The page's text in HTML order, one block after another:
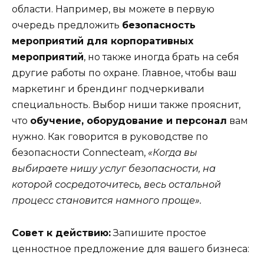
области. Например, вы можете в первую
очередь предложить безопасность
мероприятий для корпоративных
мероприятий, но также иногда брать на себя
другие работы по охране. Главное, чтобы ваш
маркетинг и брендинг подчеркивали
специальность. Выбор ниши также прояснит,
что обучение, оборудование и персонал вам
нужно. Как говорится в руководстве по
безопасности Connecteam, «Когда вы
выбираете нишу услуг безопасности, на
которой сосредоточитесь, весь остальной
процесс становится намного проще».
Совет к действию:Запишите простое
ценностное предложение для вашего бизнеса: